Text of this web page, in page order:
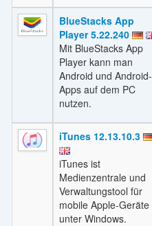
BlueStacks App
Player 5.22.240
Mit BlueStacks App
Player kann man
Android und Android-
Apps auf dem PC
nutzen.
iTunes 12.13.10.3
iTunes ist
Medienzentrale und
Verwaltungstool für
mobile Apple-Geräte
unter Windows.